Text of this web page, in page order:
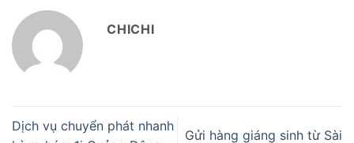
CHICHI
Dịch vụ chuyển phát nhanh
Gửi hàng giáng sinh từ Sài